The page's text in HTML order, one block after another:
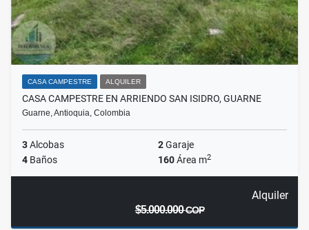
CASA CAMPESTRE ALQUILER
CASA CAMPESTRE EN ARRIENDO SAN ISIDRO, GUARNE
Guarne, Antioquia, Colombia
3Alcobas 2Garaje
4 Baños 160Área m2
Alquiler
$5.000.000COP